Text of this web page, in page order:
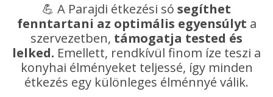
💪 A Parajdi étkezési só segíthet
fenntartani az optimális egyensúlyt a
szervezetben, támogatja tested és
lelked. Emellett, rendkívül finom íze teszi a
konyhai élményeket teljessé, így minden
étkezés egy különleges élménnyé válik.